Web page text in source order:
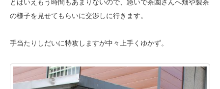
とはいえもう時間もあまりないので、急いで茶園さんへ畑や製茶
の様子を見せてもらいに交渉しに行きます。
手当たりしだいに特攻しますが中々上手くゆかず。